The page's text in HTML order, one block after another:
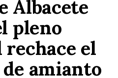
Albacete
pleno
el
amianto